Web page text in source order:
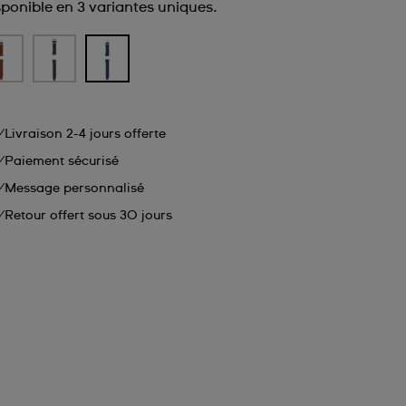
en 3 variantes uniques.
Livraison 2-4 jours offerte
Paiement sécurisé
Message personnalisé
Retour offert sous 30 jours